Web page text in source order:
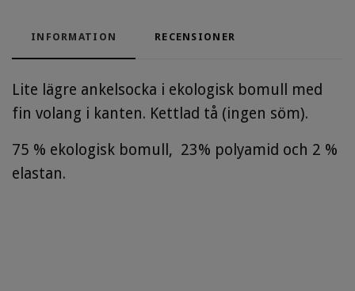
INFORMATION RECENSIONER
Lite lägre ankelsocka i ekologisk bomull med
fin volang i kanten. Kettlad tå (ingen söm).
75 % ekologisk bomull, 23% polyamid och 2 %
elastan.